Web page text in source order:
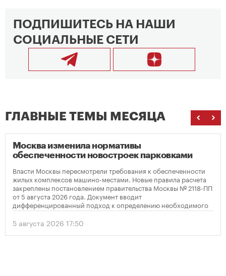
ПОДПИШИТЕСЬ НА НАШИ
СОЦИАЛЬНЫЕ СЕТИ
ГЛАВНЫЕ ТЕМЫ МЕСЯЦА
Москва изменила нормативы
обеспеченности новостроек парковками
Власти Москвы пересмотрели требования к обеспеченности
жилых комплексов машино-местами. Новые правила расчета
закреплены постановлением правительства Москвы № 2118-ПП
от 5 августа 2026 года. Документ вводит
дифференцированный подход к определению необходимого
количества парковок в зависимости от площади квартир и
устанавливает переходный период для уже согласованных
проектов.
5 августа 2026 17:50